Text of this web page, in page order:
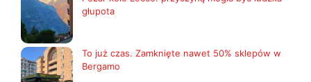
głupota
To już czas. Zamknięte nawet 50% sklepów w
Bergamo